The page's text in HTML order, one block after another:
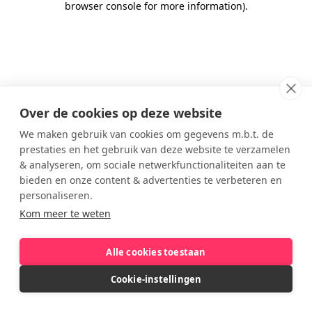
Over de cookies op deze website
We maken gebruik van cookies om gegevens m.b.t. de
prestaties en het gebruik van deze website te verzamelen
& analyseren, om sociale netwerkfunctionaliteiten aan te
bieden en onze content & advertenties te verbeteren en
personaliseren.
Kom meer te weten
Alle cookies toestaan
Cookie-instellingen
browser console for more information).